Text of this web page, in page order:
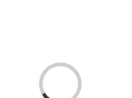
Laden...